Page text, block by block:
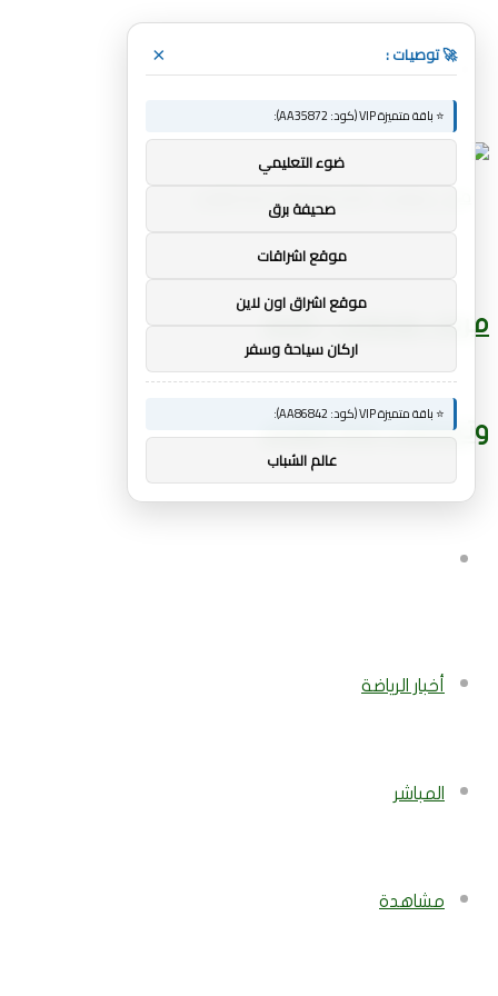
القائمة
مربى سبورت - أخبار
وتحليلات كرة القدم
عن
أخبار الرياضة
المباشر
مشاهدة
🚀 توصيات : ×
⭐ باقة متميزة VIP (كود: AA35872):
ضوء التعليمي
صحيفة برق
موقع اشراقات
موقع اشراق اون لاين
اركان سياحة وسفر
⭐ باقة متميزة VIP (كود: AA86842):
عالم الشباب